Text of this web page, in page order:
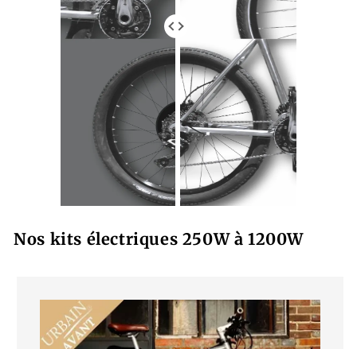
Nos kits électriques 250W à 1200W